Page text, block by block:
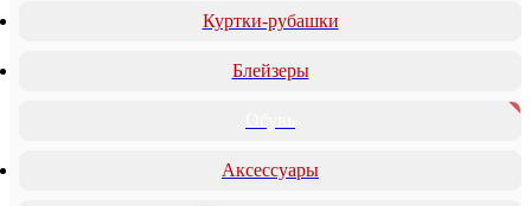
Куртки-рубашки
Блейзеры
Аксессуары